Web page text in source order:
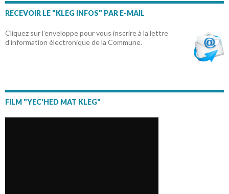
RECEVOIR LE "KLEG INFOS" PAR E-MAIL
Cliquez sur l’enveloppe pour vous inscrire à la lettre
d’information électronique de la Commune.
FILM "YEC'HED MAT KLEG"